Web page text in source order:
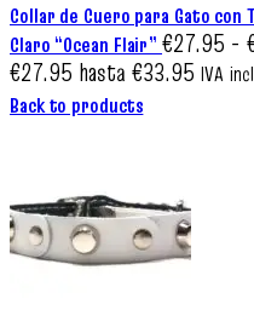
Collar de Cuero para Gato con
Claro “Ocean Flair”€27.95 -
€27.95 hasta €33.95 IVA
Back to products